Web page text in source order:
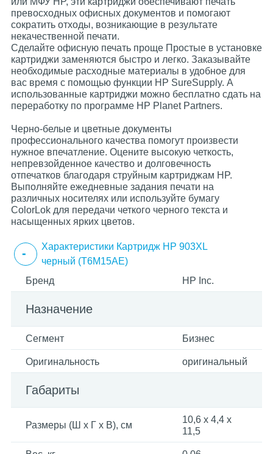
превосходных офисных документов и помогают
сократить отходы, возникающие в результате
некачественной печати.
Сделайте офисную печать проще Простые в установке
картриджи заменяются быстро и легко. Заказывайте
необходимые расходные материалы в удобное для
вас время с помощью функции HP SureSupply. А
использованные картриджи можно бесплатно сдать на
переработку по программе HP Planet Partners.
Черно-белые и цветные документы
профессионального качества помогут произвести
нужное впечатление. Оцените высокую четкость,
непревзойденное качество и долговечность
отпечатков благодаря струйным картриджам HP.
Выполняйте ежедневные задания печати на
различных носителях или используйте бумагу
ColorLok для передачи четкого черного текста и
насыщенных ярких цветов.
Характеристики Картридж HP 903XL
черный (T6M15AE)
Бренд
HP Inc.
Назначение
Сегмент Бизнес
Оригинальность оригинальный
Габариты
Размеры (Ш x Г x В), см
10,6 x 4,4 x
11,5